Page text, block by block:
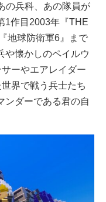
の兵科、あの隊員が
1作目2003年『THE
地球防衛軍6』まで
や懐かしのペイルウ
ーやエアレイダー
界で戦う兵士たち
ンダーである君の自